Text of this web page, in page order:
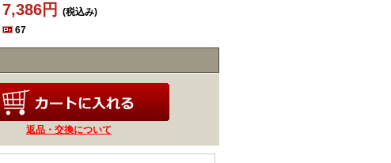
7,386円
(税込み)
67
返品・交換について